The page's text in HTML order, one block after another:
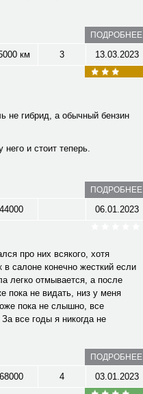
ПОДРОБНЕЕ
км 3 13.03.2023
не гибрид, а обычный бензин
и стоит теперь.
ПОДРОБНЕЕ
44000 06.01.2023
про них всякого, хотя
салоне конечно жесткий если
легко отмывается, а после
пока не видать, низ у меня
пока не слышно, все
все годы я никогда не
ПОДРОБНЕЕ
68000 4 03.01.2023